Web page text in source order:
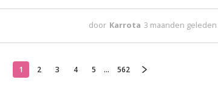
door Karrota 3 maanden geleden
1 2 3 4 5 ... 562